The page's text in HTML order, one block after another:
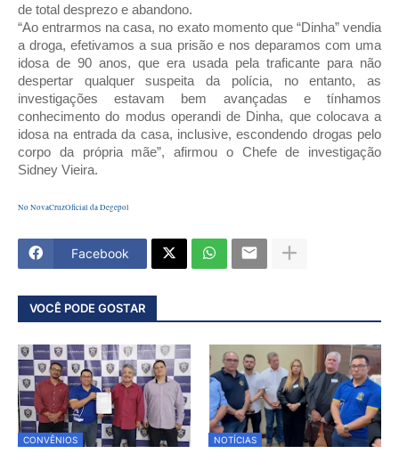
de total desprezo e abandono.
“Ao entrarmos na casa, no exato momento que “Dinha” vendia
a droga, efetivamos a sua prisão e nos deparamos com uma
idosa de 90 anos, que era usada pela traficante para não
despertar qualquer suspeita da polícia, no entanto, as
investigações estavam bem avançadas e tínhamos
conhecimento do modus operandi de Dinha, que colocava a
idosa na entrada da casa, inclusive, escondendo drogas pelo
corpo da própria mãe”, afirmou o Chefe de investigação
Sidney Vieira.
No NovaCruzOficial da Degepol
Facebook
VOCÊ PODE GOSTAR
CONVÊNIOS NOTÍCIAS